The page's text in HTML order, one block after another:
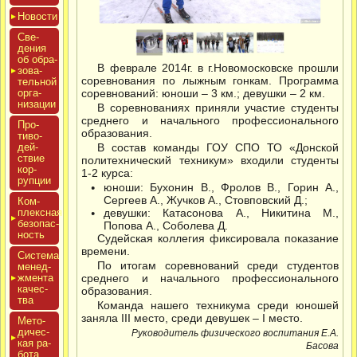
Новос­ти
Све­
дения
об об­ра­
зова­
тель­ной
ор­га­
низа­ции
Про­
тиво­
дей­
ствие
кор­
рупции
Ком­
плексная
бе­зопас­
ность
Сис­те­ма
ме­нед­
жмен­та
ка­чес­
тва
Мето­
дичес­
кая ра­
бота
В феврале 2014г. в г.Новомосковске прошли
соревнования по лыжным гонкам. Программа
соревнований: юноши – 3 км.; девушки – 2 км.
В соревнованиях приняли участие студенты
среднего и начального профессионального
образования.
В состав команды ГОУ СПО ТО «Донской
политехнический техникум» входили студенты
1-2 курса:
юноши: Бухонин В., Фролов В., Горин А.,
Сергеев А., Жучков А., Стовповский Д.;
девушки: Катасонова А., Никитина М.,
Попова А., Соболева Д.
Судейская коллегия фиксировала показание
времени.
По итогам соревнований среди студентов
среднего и начального профессионального
образования.
Команда нашего техникума среди юношей
заняла III место, среди девушек – I место.
Руководитель физического воспитания Е.А.
Басова